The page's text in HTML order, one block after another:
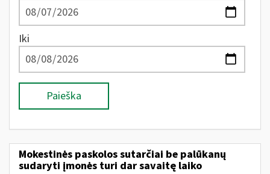
Iki
Paieška
Mokestinės paskolos sutarčiai be palūkanų
sudaryti įmonės turi dar savaitę laiko